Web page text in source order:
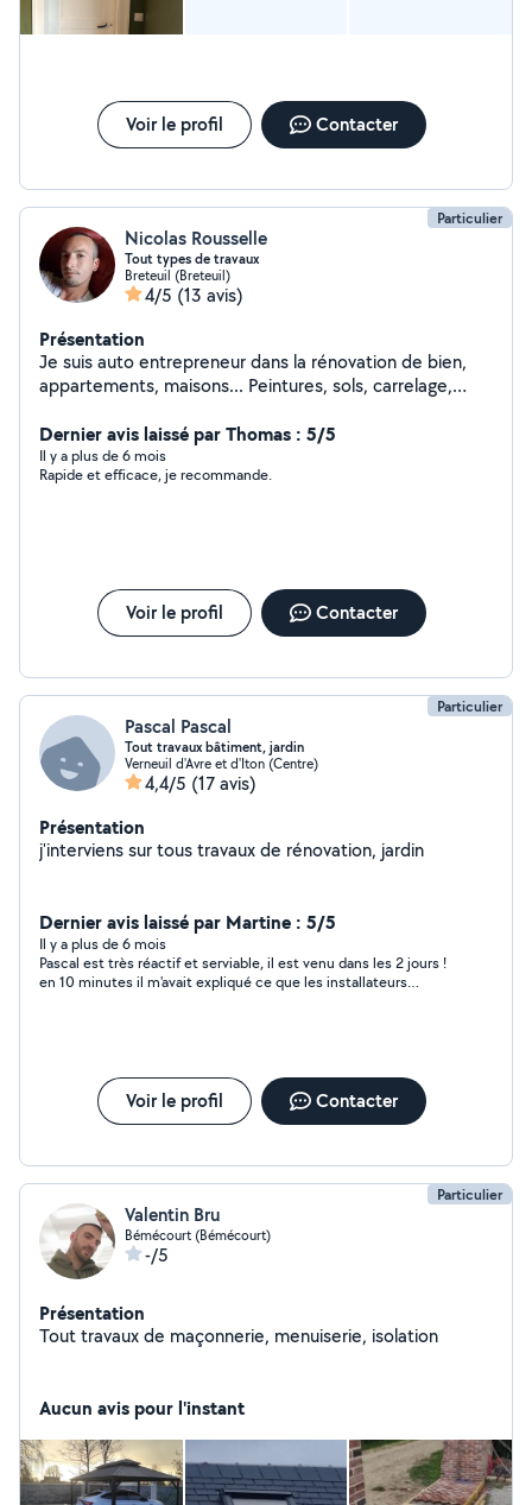
Voir le profil Contacter
Particulier
Nicolas Rousselle
Tout types de travaux
Breteuil (Breteuil)
4/5 (13 avis)
Présentation
Je suis auto entrepreneur dans la rénovation de bien,
appartements, maisons... Peintures, sols, carrelage,
travaux intérieurs et extérieurs.
Dernier avis laissé par Thomas : 5/5
Il y a plus de 6 mois
Rapide et efficace, je recommande.
Voir le profil Contacter
Particulier
Pascal Pascal
Tout travaux bâtiment, jardin
Verneuil d'Avre et d'Iton (Centre)
4,4/5 (17 avis)
Présentation
j'interviens sur tous travaux de rénovation, jardin
Dernier avis laissé par Martine : 5/5
Il y a plus de 6 mois
Pascal est très réactif et serviable, il est venu dans les 2 jours !
en 10 minutes il m'avait expliqué ce que les installateurs
Voir le profil Contacter
Particulier
Valentin Bru
Bémécourt (Bémécourt)
-/5
Présentation
Tout travaux de maçonnerie, menuiserie, isolation
Aucun avis pour l'instant